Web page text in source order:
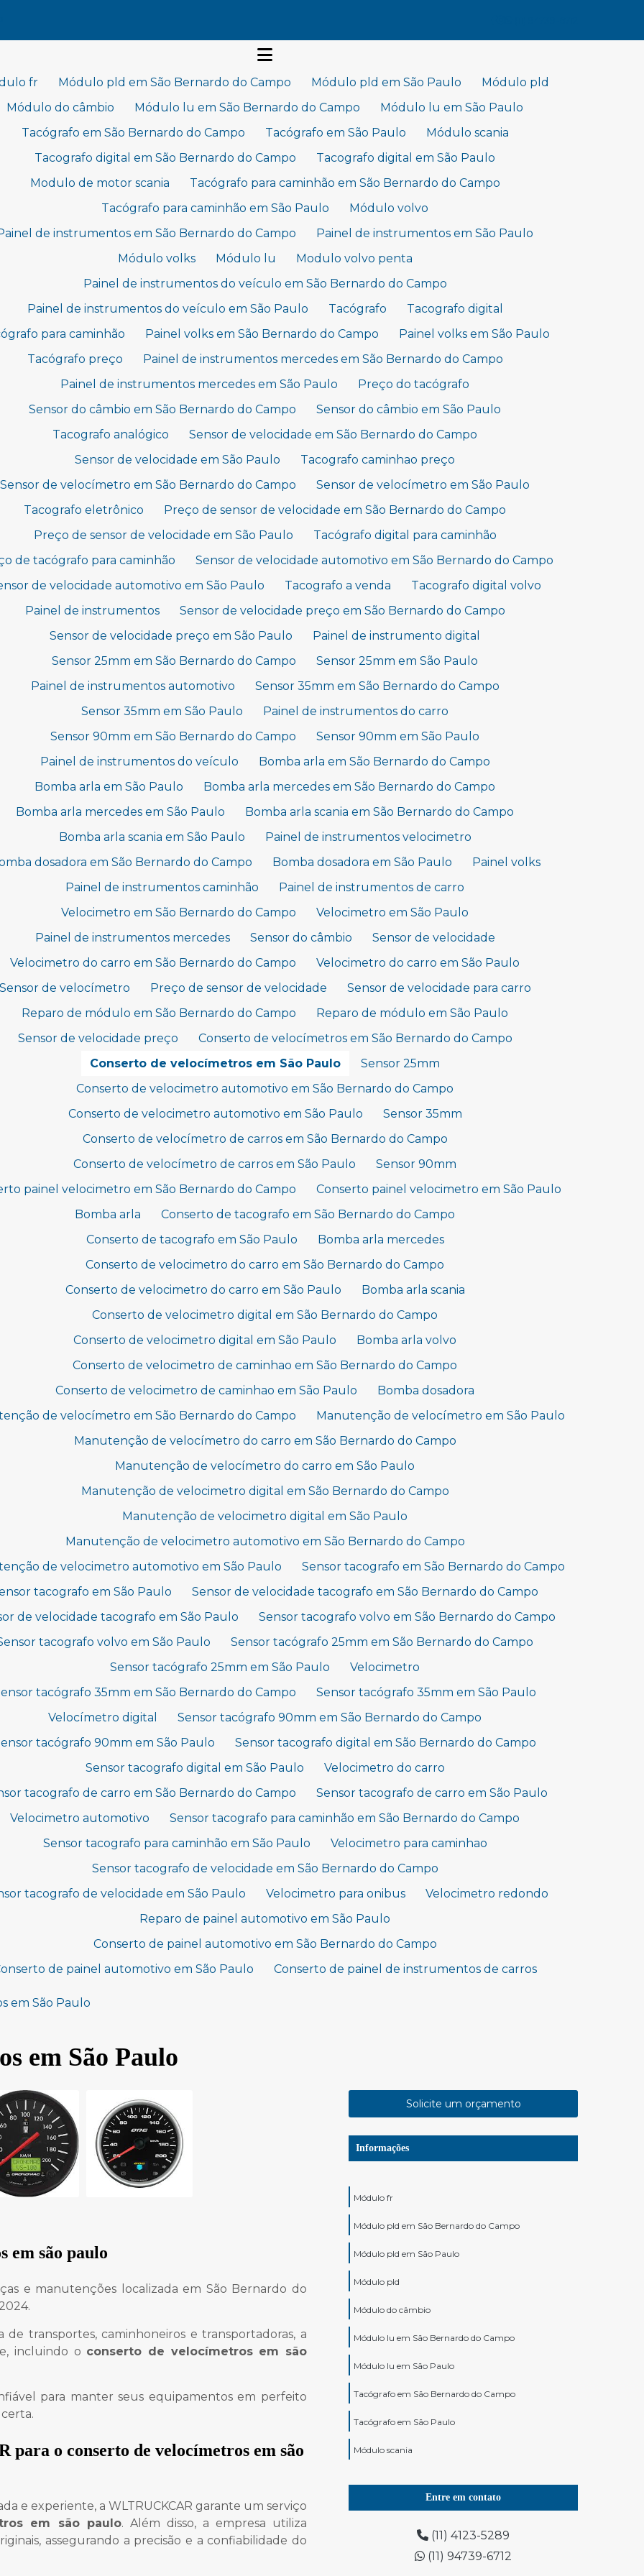
fr Módulo pld em São Bernardo do Campo Módulo pld em São Paulo
Módulo pld
Módulo do câmbio
Módulo lu em São Bernardo do Campo
Módulo lu em São Paulo
Tacógrafo em São Bernardo do Campo
Tacógrafo em São Paulo
Módulo scania
Tacografo digital em São Bernardo do Campo
Tacografo digital em São Paulo
Modulo de motor scania
Tacógrafo para caminhão em São Bernardo do Campo
Tacógrafo para caminhão em São Paulo
Módulo volvo
de instrumentos em São Bernardo do Campo
Painel de instrumentos em São Paulo
Módulo volks
Módulo lu
Modulo volvo penta
Painel de instrumentos do veículo em São Bernardo do Campo
Painel de instrumentos do veículo em São Paulo
Tacógrafo
Tacografo digital
para caminhão
Painel volks em São Bernardo do Campo
Painel volks em São Paulo
Tacógrafo preço
Painel de instrumentos mercedes em São Bernardo do Campo
Painel de instrumentos mercedes em São Paulo
Preço do tacógrafo
Sensor do câmbio em São Bernardo do Campo
Sensor do câmbio em São Paulo
Tacografo analógico
Sensor de velocidade em São Bernardo do Campo
Sensor de velocidade em São Paulo
Tacografo caminhao preço
Sensor de velocímetro em São Bernardo do Campo
Sensor de velocímetro em São Paulo
Tacografo eletrônico
Preço de sensor de velocidade em São Bernardo do Campo
Preço de sensor de velocidade em São Paulo
Tacógrafo digital para caminhão
de tacógrafo para caminhão
Sensor de velocidade automotivo em São Bernardo do Campo
de velocidade automotivo em São Paulo
Tacografo a venda
Tacografo digital volvo
Painel de instrumentos
Sensor de velocidade preço em São Bernardo do Campo
Sensor de velocidade preço em São Paulo
Painel de instrumento digital
Sensor 25mm em São Bernardo do Campo
Sensor 25mm em São Paulo
Painel de instrumentos automotivo
Sensor 35mm em São Bernardo do Campo
Sensor 35mm em São Paulo
Painel de instrumentos do carro
Sensor 90mm em São Bernardo do Campo
Sensor 90mm em São Paulo
Painel de instrumentos do veículo
Bomba arla em São Bernardo do Campo
Bomba arla em São Paulo
Bomba arla mercedes em São Bernardo do Campo
Bomba arla mercedes em São Paulo
Bomba arla scania em São Bernardo do Campo
Bomba arla scania em São Paulo
Painel de instrumentos velocimetro
dosadora em São Bernardo do Campo
Bomba dosadora em São Paulo
Painel volks
Painel de instrumentos caminhão
Painel de instrumentos de carro
Velocimetro em São Bernardo do Campo
Velocimetro em São Paulo
Painel de instrumentos mercedes
Sensor do câmbio
Sensor de velocidade
Velocimetro do carro em São Bernardo do Campo
Velocimetro do carro em São Paulo
de velocímetro
Preço de sensor de velocidade
Sensor de velocidade para carro
Reparo de módulo em São Bernardo do Campo
Reparo de módulo em São Paulo
Sensor de velocidade preço
Conserto de velocímetros em São Bernardo do Campo
Conserto de velocímetros em São Paulo
Sensor 25mm
Conserto de velocimetro automotivo em São Bernardo do Campo
Conserto de velocimetro automotivo em São Paulo
Sensor 35mm
Conserto de velocímetro de carros em São Bernardo do Campo
Conserto de velocímetro de carros em São Paulo
Sensor 90mm
painel velocimetro em São Bernardo do Campo
Conserto painel velocimetro em São Paulo
Bomba arla
Conserto de tacografo em São Bernardo do Campo
Conserto de tacografo em São Paulo
Bomba arla mercedes
Conserto de velocimetro do carro em São Bernardo do Campo
Conserto de velocimetro do carro em São Paulo
Bomba arla scania
Conserto de velocimetro digital em São Bernardo do Campo
Conserto de velocimetro digital em São Paulo
Bomba arla volvo
Conserto de velocimetro de caminhao em São Bernardo do Campo
Conserto de velocimetro de caminhao em São Paulo
Bomba dosadora
de velocímetro em São Bernardo do Campo
Manutenção de velocímetro em São Paulo
Manutenção de velocímetro do carro em São Bernardo do Campo
Manutenção de velocímetro do carro em São Paulo
Manutenção de velocimetro digital em São Bernardo do Campo
Manutenção de velocimetro digital em São Paulo
Manutenção de velocimetro automotivo em São Bernardo do Campo
de velocimetro automotivo em São Paulo
Sensor tacografo em São Bernardo do Campo
tacografo em São Paulo
Sensor de velocidade tacografo em São Bernardo do Campo
de velocidade tacografo em São Paulo
Sensor tacografo volvo em São Bernardo do Campo
tacografo volvo em São Paulo
Sensor tacógrafo 25mm em São Bernardo do Campo
Sensor tacógrafo 25mm em São Paulo
Velocimetro
tacógrafo 35mm em São Bernardo do Campo
Sensor tacógrafo 35mm em São Paulo
Velocímetro digital
Sensor tacógrafo 90mm em São Bernardo do Campo
tacógrafo 90mm em São Paulo
Sensor tacografo digital em São Bernardo do Campo
Sensor tacografo digital em São Paulo
Velocimetro do carro
tacografo de carro em São Bernardo do Campo
Sensor tacografo de carro em São Paulo
Velocimetro automotivo
Sensor tacografo para caminhão em São Bernardo do Campo
Sensor tacografo para caminhão em São Paulo
Velocimetro para caminhao
Sensor tacografo de velocidade em São Bernardo do Campo
tacografo de velocidade em São Paulo
Velocimetro para onibus
Velocimetro redondo
Reparo de painel automotivo em São Paulo
Conserto de painel automotivo em São Bernardo do Campo
de painel automotivo em São Paulo
Conserto de painel de instrumentos de carros
em São Paulo
em São Paulo
em são paulo
e manutenções localizada em São Bernardo do
transportes, caminhoneiros e transportadoras, a
incluindo o conserto de velocímetros em são
para manter seus equipamentos em perfeito
para o conserto de velocímetros em são
e experiente, a WLTRUCKCAR garante um serviço
em são paulo. Além disso, a empresa utiliza
assegurando a precisão e a confiabilidade do
Solicite um orçamento
Informações
Módulo fr
Módulo pld em São Bernardo do Campo
Módulo pld em São Paulo
Módulo pld
Módulo do câmbio
Módulo lu em São Bernardo do Campo
Módulo lu em São Paulo
Tacógrafo em São Bernardo do Campo
Tacógrafo em São Paulo
Módulo scania
Modulo de motor scania
Tacógrafo para caminhão em São Bernardo do
Entre em contato
(11) 4123-5289
(11) 94739-6712